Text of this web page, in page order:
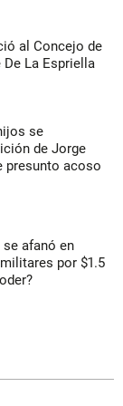
al Concejo de
La Espriella
se
de Jorge
presunto acoso
se afanó en
por $1.5